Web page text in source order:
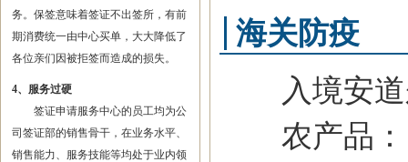
务。保签意味着签证不出签所，有前
期消费统一由中心买单，大大降低了
各位亲们因被拒签而造成的损失。
4、服务过硬
签证申请服务中心的员工均为公
司签证部的销售骨干，在业务水平、
销售能力、服务技能等均处于业内领
海关防疫
入境安道
农产品：